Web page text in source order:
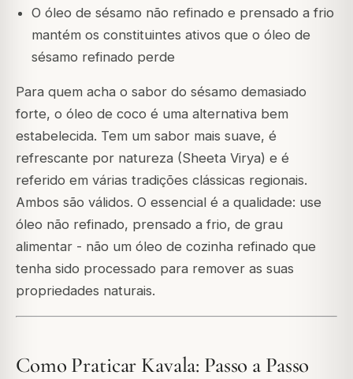
O óleo de sésamo não refinado e prensado a frio
mantém os constituintes ativos que o óleo de
sésamo refinado perde
Para quem acha o sabor do sésamo demasiado
forte, o óleo de coco é uma alternativa bem
estabelecida. Tem um sabor mais suave, é
refrescante por natureza (Sheeta Virya) e é
referido em várias tradições clássicas regionais.
Ambos são válidos. O essencial é a qualidade: use
óleo não refinado, prensado a frio, de grau
alimentar - não um óleo de cozinha refinado que
tenha sido processado para remover as suas
propriedades naturais.
Como Praticar Kavala: Passo a Passo